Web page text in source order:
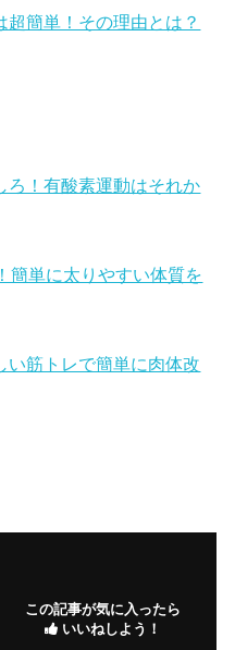
簡単！その理由とは？
ろ！有酸素運動はそれか
簡単に太りやすい体質を
い筋トレで簡単に肉体改
この記事が気に入ったら
いいねしよう！